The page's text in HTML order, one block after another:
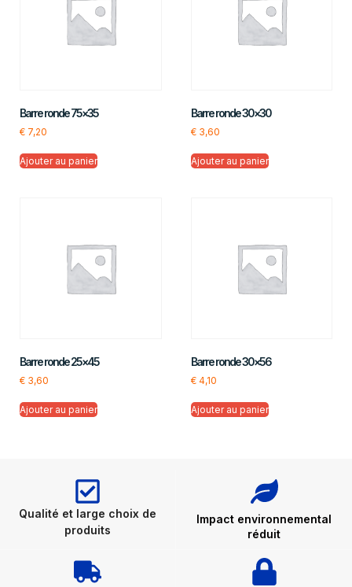
Barre ronde 75×35
€ 7,20
Ajouter au panier
Barre ronde 30×30
€3,60
Ajouter au panier
Barre ronde 25×45
€ 3,60
Ajouter au panier
Barre ronde 30×56
€4,10
Ajouter au panier
Qualité et large choix de
produits
Impact environnemental
réduit